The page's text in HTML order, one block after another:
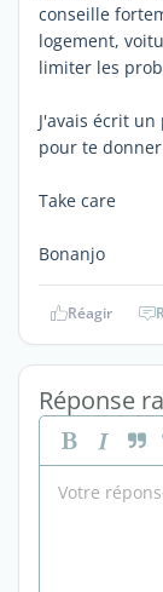
conseille
logement,
limiter les
J'avais écrit
pour te
Take care
Bonanjo
Réagir
Réponse